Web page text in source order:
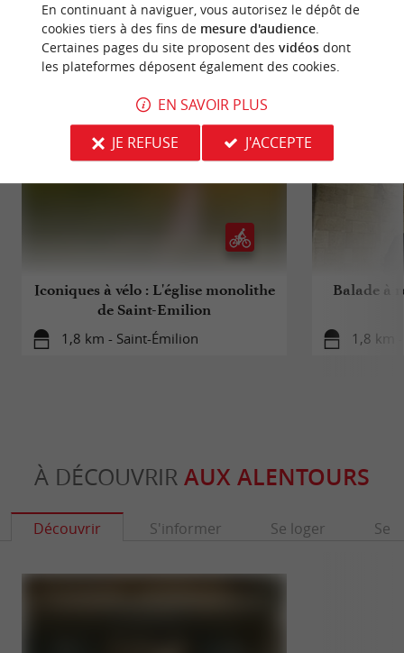
BALADESÀ PROXIMITÉ
Iconiques à vélo : L'église monolithe
de Saint-Emilion
1,8 km - Saint-Émilion
Balade à
1,8 km
À DÉCOUVRIR AUX ALENTOURS
Découvrir S'informer Se loger Se
En continuant à naviguer, vous autorisez le dépôt de
cookies tiers à des fins de mesure d'audience.
Certaines pages du site proposent des vidéosdont
les plateformes déposent également des cookies.
EN SAVOIR PLUS
JE REFUSE
J'ACCEPTE